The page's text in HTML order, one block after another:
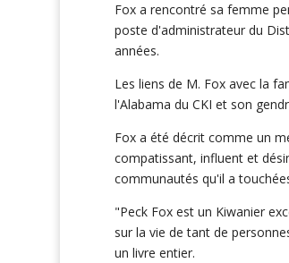
Fox a rencontré sa femme
poste d'administrateur du
années.
Les liens de M. Fox avec la
l'Alabama du CKI et son
Fox a été décrit comme un
compatissant, influent et
communautés qu'il a
"Peck Fox est un Kiwanier
sur la vie de tant de
un livre entier.